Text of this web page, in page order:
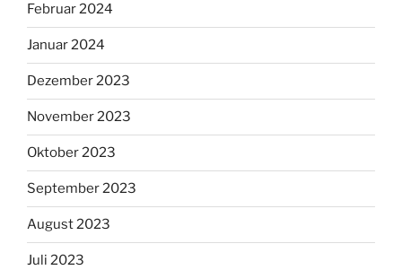
Februar 2024
Januar 2024
Dezember 2023
November 2023
Oktober 2023
September 2023
August 2023
Juli 2023